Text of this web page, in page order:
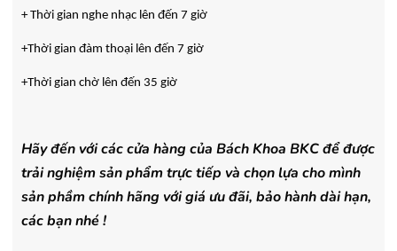
+ Thời gian nghe nhạc lên đến 7 giờ
+Thời gian đàm thoại lên đến 7 giờ
+Thời gian chờ lên đến 35 giờ
Hãy đến với các cửa hàng của Bách Khoa BKC để được
trải nghiệm sản phẩm trực tiếp và chọn lựa cho mình
sản phầm chính hãng với giá ưu đãi, bảo hành dài hạn,
các bạn nhé !